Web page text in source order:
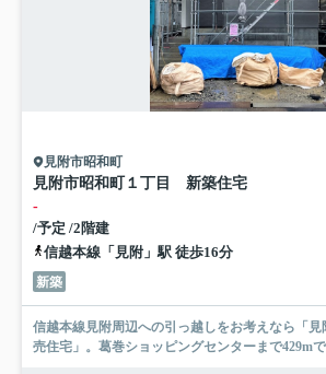
見附市昭和町
見附市昭和町１丁目 新築住宅
-
/予定 /2階建
信越本線「見附」駅 徒歩16分
新築
信越本線見附周辺への引っ越しをお考えなら「
売住宅」。葛巻ショッピングセンターまで429m